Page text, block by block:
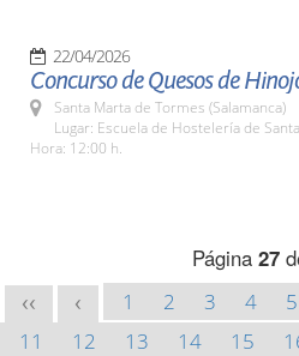
22/04/2026
Concurso de Quesos de
Santa Marta de Tormes (Salamanca)
Lugar: Escuela de Hostelería de
Hora: 12:00 h.
Página 27
<< < 1 2 3 4 5
11
12 13 14 15